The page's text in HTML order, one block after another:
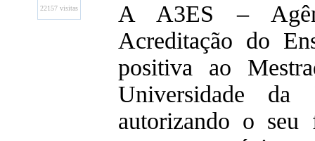
22157 visitas
A A3ES –
Acreditação do
positiva ao
Universidade
autorizando o seu